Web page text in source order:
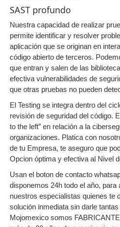
SAST profundo
Nuestra capacidad de realizar
permite identificar y resolver
aplicación que se originan en
código abierto de terceros.
que entran y salen de las
efectiva vulnerabilidades de
que otras pruebas no pueden
El Testing se integra dentro del
revisión de seguridad del código.
to the left” en relación a la
organizaciones. Platica con
de tu Empresa, te aseguro que
Opcion óptima y efectiva al Nivel
Usan el boton de contacto
disponemos 24h todo el año, para
nuestros especialistas quienes te
solución inmediata sin darle
Mojomexico somos